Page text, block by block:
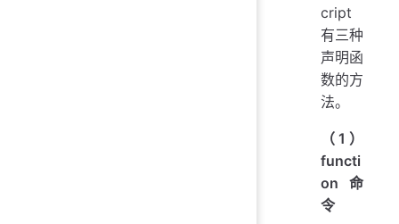
cript
有三种
声明函
数的方
法。
（1）
functi
on 命
令